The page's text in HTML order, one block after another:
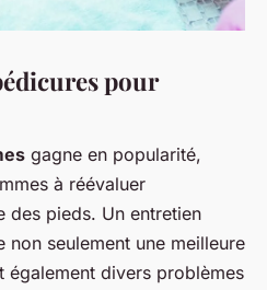
pour
gagne en popularité,
à réévaluer
des pieds. Un entretien
non seulement une meilleure
également divers problèmes